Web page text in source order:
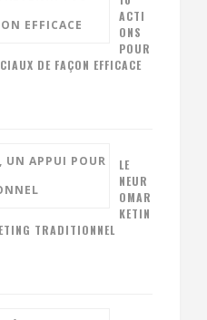
ACTI
ONS
POUR
DE FAÇON EFFICACE
LE
NEUR
OMAR
KETIN
TRADITIONNEL